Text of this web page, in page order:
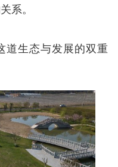
系。
道生态与发展的双重